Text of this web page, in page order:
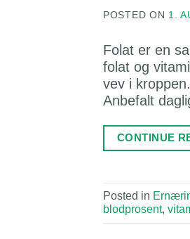
POSTED ON 1.
Folat er en
folat og
vev i
Anbefalt
CONTINUE
Posted in
blodprosent,